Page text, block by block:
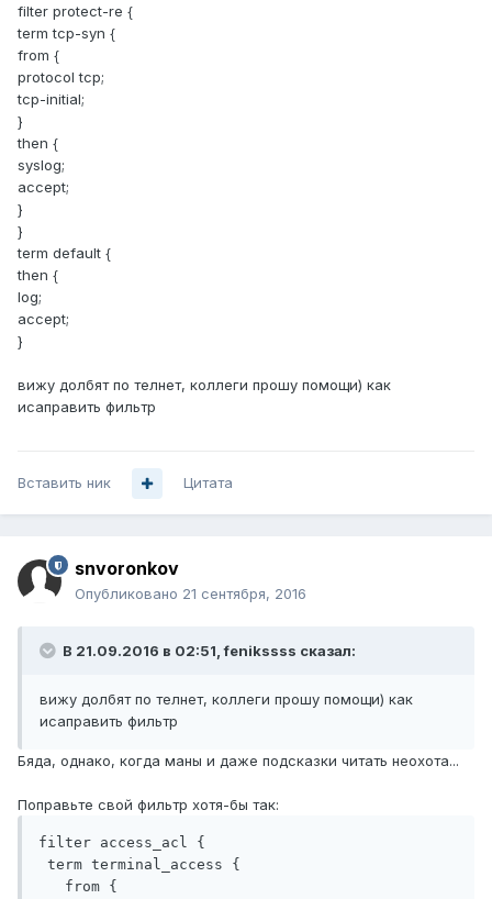
filter protect-re {
term tcp-syn {
from {
protocol tcp;
tcp-initial;
}
then {
syslog;
accept;
}
}
term default {
then {
log;
accept;
}
вижу долбят по телнет, коллеги прошу помощи) как
исаправить фильтр
Вставить ник Цитата
snvoronkov
Опубликовано 21 сентября, 2016
В 21.09.2016 в 02:51, fenikssss сказал:
вижу долбят по телнет, коллеги прошу помощи) как
исаправить фильтр
Бяда, однако, когда маны и даже подсказки читать неохота...
Поправьте свой фильтр хотя-бы так:
filter access_acl {